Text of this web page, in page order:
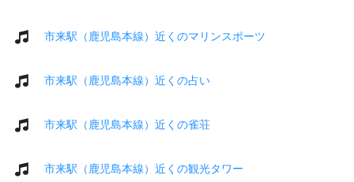
市来駅（鹿児島本線）近くのマリンスポーツ
市来駅（鹿児島本線）近くの占い
市来駅（鹿児島本線）近くの雀荘
市来駅（鹿児島本線）近くの観光タワー